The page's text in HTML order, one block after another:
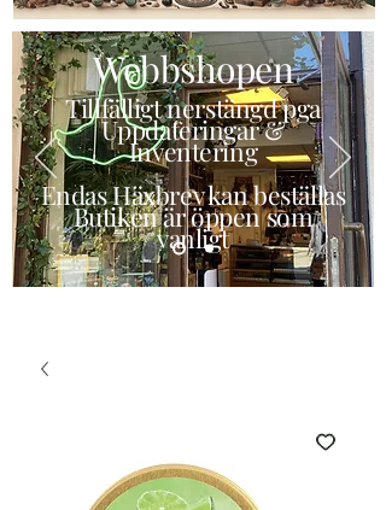
Webbshopen
Tillfälligt nerstängd pga
Uppdateringar &
Inventering
Endas Häxbrev kan beställas
Butiken är öppen som
vanligt